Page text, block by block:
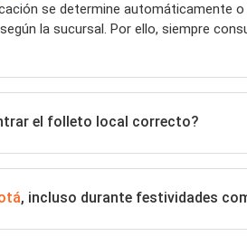
se determine automáticamente
la sucursal. Por ello, siempre
el folleto local correcto?
, incluso durante festividades